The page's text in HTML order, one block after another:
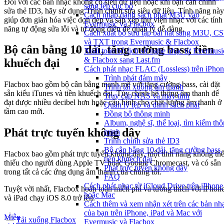
sang tệp cục bộ
Cách nhập danh sách phát M3U vào
Evermusic và Flacbox
Cách xuất bộ sưu tập bài hát sang M3U,
và TXT trong Evermusic & Flacbox
Xuất toàn bộ lịch sử nghe nhạc từ
& Flacbox sang Last.fm
Cách phát nhạc FLAC (Lossless) trên
Trình phát đám mây
Trình tải xuống âm thanh
Truy cập NAS và máy tính
Quản lý tệp và danh sách phát
Đồng bộ thông minh
Album, nghệ sĩ, thể loại, tìm kiếm
minh
Trình chỉnh sửa thẻ ID3
Bộ cân bằng 10 dải, tăng cường bass,
tiền khuếch đại
Phát trực tuyến không dây
FAQ
Cách phát nhạc từ iCloud Drive trên iPhone
hoặc Mac
Cách thêm và xem nhận xét trên các bản
của bạn trên iPhone, iPad và Mac với
Evermusic và Flacbox
sửa thẻ ID3, hãy sử dụng Trình chỉnh sửa siêu dữ liệu. Tính năng này
giúp đơn giản hóa việc dọn dẹp và sắp xếp thư viện nhạc với các tính
năng tự động sửa lỗi và tự động điền để quản lý dễ dàng.
Bộ cân bằng 10 dải, tăng cường bass, tiền
khuếch đại
Flacbox bao gồm bộ cân bằng mạnh mẽ với tăng cường bass, cài đặt
sẵn kiểu iTunes và tiền khuếch đại. Tùy chỉnh hệ thống âm thanh để
đạt được nhiều decibel hơn hoặc cấu hình cho chất lượng âm thanh ở
tầm cao mới.
Phát trực tuyến không dây
Flacbox bao gồm phát trực tuyến không dây, một tính năng không thể
thiếu cho người dùng Apple TV hoặc Google Chromecast, và có sẵn
trong tất cả các ứng dụng âm thanh của chúng tôi.
Tuyệt vời nhất, Flacbox hoàn toàn miễn phí và tương thích với
và iPad chạy iOS 8.0 trở lên.
Tải xuống Flacbox
Miễn